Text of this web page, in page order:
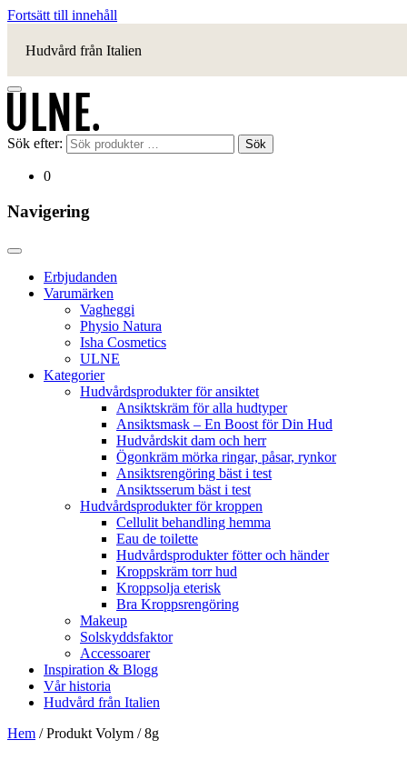
Fortsätt till innehåll
Hudvård från Italien
Sök efter: Sök
0
Navigering
Erbjudanden
Varumärken
Vagheggi
Physio Natura
Isha Cosmetics
ULNE
Kategorier
Hudvårdsprodukter för ansiktet
Ansiktskräm för alla hudtyper
Ansiktsmask – En Boost för Din Hud
Hudvårdskit dam och herr
Ögonkräm mörka ringar, påsar, rynkor
Ansiktsrengöring bäst i test
Ansiktsserum bäst i test
Hudvårdsprodukter för kroppen
Cellulit behandling hemma
Eau de toilette
Hudvårdsprodukter fötter och händer
Kroppskräm torr hud
Kroppsolja eterisk
Bra Kroppsrengöring
Makeup
Solskyddsfaktor
Accessoarer
Inspiration & Blogg
Vår historia
Hudvård från Italien
Hem / Produkt Volym / 8g